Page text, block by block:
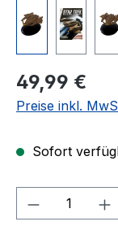
Regulärer Preis:
49,99 €
Preise inkl.
Sofort
Produkt